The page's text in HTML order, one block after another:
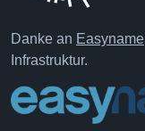
Danke an Easyname
Infrastruktur.